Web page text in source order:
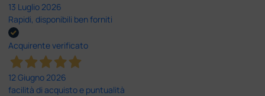
13 Luglio 2026
Rapidi, disponibili ben forniti
Acquirente verificato
12 Giugno 2026
facilità di acquisto e puntualità